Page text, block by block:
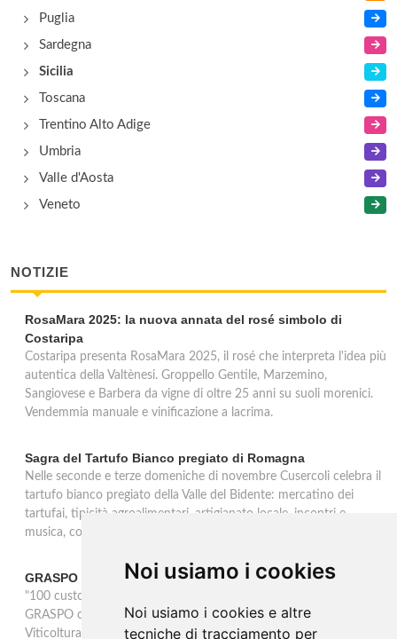
Noi usiamo i cookies
Noi usiamo i cookies e altre
tecniche di tracciamento per
Puglia
Sardegna
Sicilia
Toscana
Trentino Alto Adige
Umbria
Valle d'Aosta
Veneto
NOTIZIE
RosaMara 2025: la nuova annata del rosé simbolo di
Costaripa
Costaripa presenta RosaMara 2025, il rosé che interpreta l'idea più
autentica della Valtènesi. Groppello Gentile, Marzemino,
Sangiovese e Barbera da vigne di oltre 25 anni su suoli morenici.
Vendemmia manuale e vinificazione a lacrima.
Sagra del Tartufo Bianco pregiato di Romagna
Nelle seconde e terze domeniche di novembre Cusercoli celebra il
tartufo bianco pregiato della Valle del Bidente: mercatino dei
tartufai, tipicità agroalimentari, artigianato locale, incontri e
musica, con premiazione del miglior tartufo trovato.
GRASPO vince l'Award OIV 2025
"100 custodi per 100 vitigni, la Biodiversità Viticola in Italia" di
GRASPO conquista l'Award 2025 dell'OIV nella categoria
Viticoltura. Il premio sarà consegnato il 21 ottobre a Digione in